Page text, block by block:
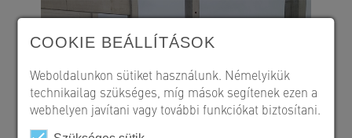
COOKIE BEÁLLÍTÁSOK
Weboldalunkon sütiket használunk. Némelyikük
technikailag szükséges, míg mások segítenek ezen a
webhelyen javítani vagy további funkciókat biztosítani.